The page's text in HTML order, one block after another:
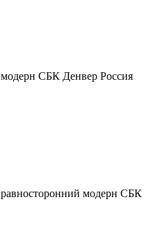
модерн СБК Денвер Россия
равносторонний модерн СБК